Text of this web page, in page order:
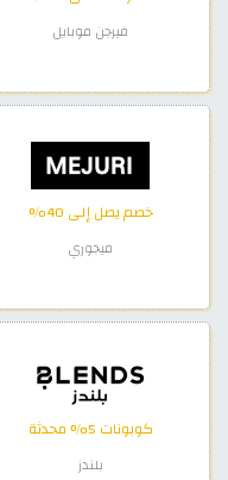
فيرجن موبايل
خصم يصل إلى 40%
ميجوري
كوبونات 5% محدثة
بلندز